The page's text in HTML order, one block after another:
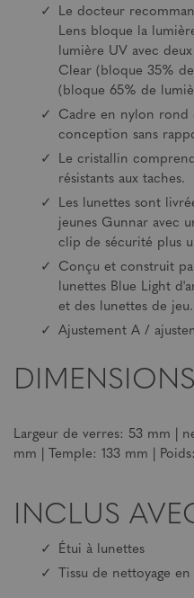
Le docteur
Lens bloque la
lumière UV avec
Clear (bloque 35%
(bloque 65% de
Cadre en nylon rond
conception sans
Le cristallin
résistants aux taches.
Les lunettes sont
jeunes Gunnar avec
clip de sécurité plus
Conçu et construit
lunettes Blue Light
et des lunettes de jeu.
Ajustement A /
Largeur de verres: 53 mm |
mm | Temple: 133 mm |
INCLUS
Étui à lunettes
Tissu de nettoyage